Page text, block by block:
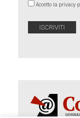
Accetto la privacy